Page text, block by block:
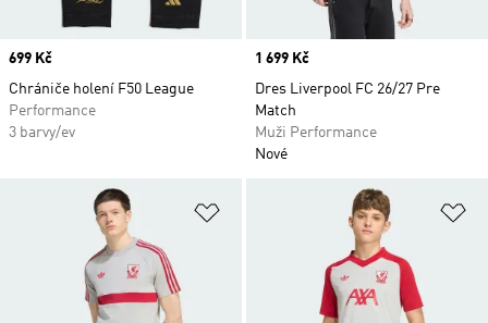
Price
699 Kč
Chrániče holení F50 League
Performance
3 barvy/ev
Price
1 699 Kč
Dres Liverpool FC 26/27 Pre
Match
Muži Performance
Nové
Přidat do seznamu přání